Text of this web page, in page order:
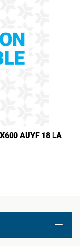
AUYF 18 LA